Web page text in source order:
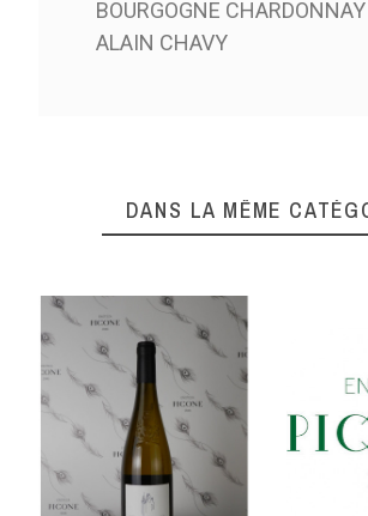
BOURGOGNE
ALAIN CHAVY
DANS LA MÊME